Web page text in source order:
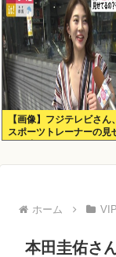
【画像】フジテレビさん
スポーツトレーナーの見
ホーム VIP
本田圭佑さ